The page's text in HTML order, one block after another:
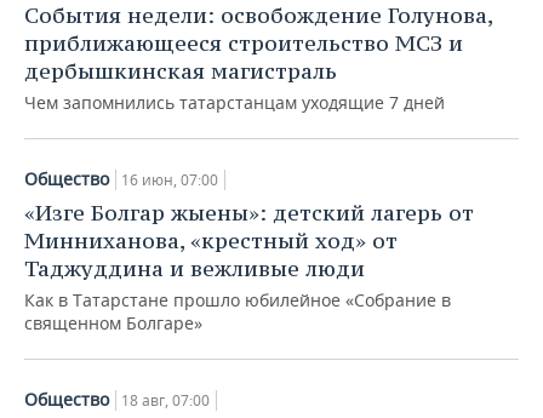
События недели: освобождение Голунова,
приближающееся строительство МСЗ и
дербышкинская магистраль
Чем запомнились татарстанцам уходящие 7 дней
Общество 16 июн, 07:00
«Изге Болгар жыены»: детский лагерь от
Минниханова, «крестный ход» от
Таджуддина и вежливые люди
Как в Татарстане прошло юбилейное «Собрание в
священном Болгаре»
Общество 18 авг, 07:00